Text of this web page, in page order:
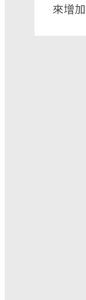
來增